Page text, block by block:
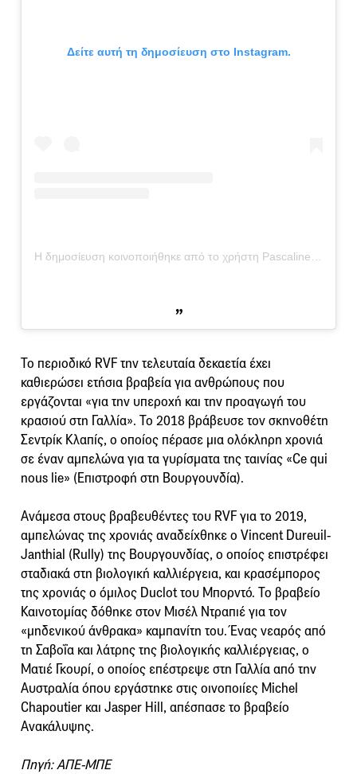
Δείτε αυτή τη δημοσίευση στο Instagram.
Το περιοδικό RVF την τελευταία δεκαετία έχει
καθιερώσει ετήσια βραβεία για ανθρώπους που
εργάζονται «για την υπεροχή και την προαγωγή του
κρασιού στη Γαλλία». Το 2018 βράβευσε τον σκηνοθέτη
Σεντρίκ Κλαπίς, ο οποίος πέρασε μια ολόκληρη χρονιά
σε έναν αμπελώνα για τα γυρίσματα της ταινίας «Ce qui
nous lie» (Επιστροφή στη Βουργουνδία).
Ανάμεσα στους βραβευθέντες του RVF για το 2019,
αμπελώνας της χρονιάς αναδείχθηκε ο Vincent Dureuil-
Janthial (Rully) της Βουργουνδίας, ο οποίος επιστρέφει
σταδιακά στη βιολογική καλλιέργεια, και κρασέμπορος
της χρονιάς ο όμιλος Duclot του Μπορντό. Το βραβείο
Καινοτομίας δόθηκε στον Μισέλ Ντραπιέ για τον
«μηδενικού άνθρακα» καμπανίτη του. Ένας νεαρός από
τη Σαβοΐα και λάτρης της βιολογικής καλλιέργειας, ο
Ματιέ Γκουρί, ο οποίος επέστρεψε στη Γαλλία από την
Αυστραλία όπου εργάστηκε στις οινοποιίες Michel
Chapoutier και Jasper Hill, απέσπασε το βραβείο
Ανακάλυψης.
Πηγή: ΑΠΕ-ΜΠΕ